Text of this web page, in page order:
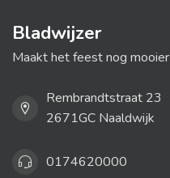
Bladwijzer
Maakt het feest nog mooier
Rembrandtstraat 23
2671GC Naaldwijk
0174620000